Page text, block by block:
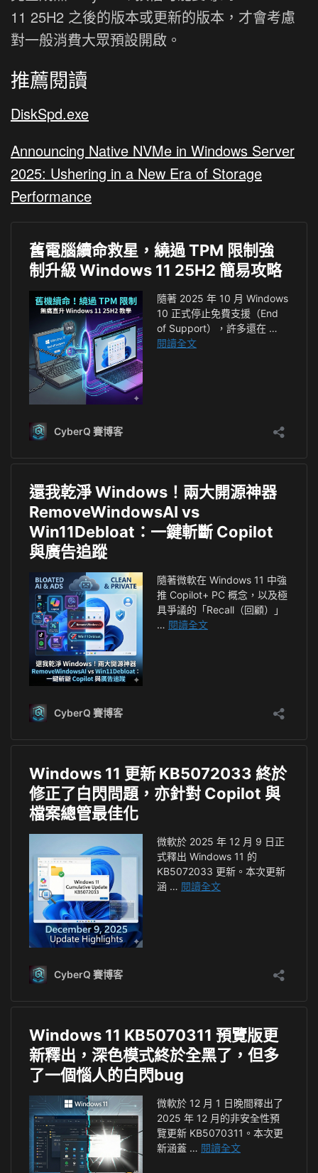
11 25H2 之後的版本或更新的版本，才會考慮
對一般消費大眾預設開啟。
推薦閱讀
DiskSpd.exe
Announcing Native NVMe in Windows Server
2025: Ushering in a New Era of Storage
Performance